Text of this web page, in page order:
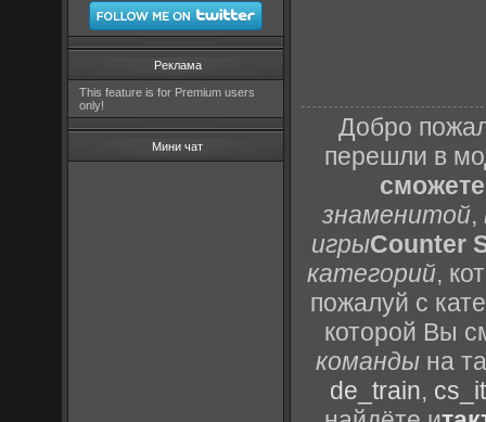
Реклама
This feature is for Premium users
only!
Мини чат
Добро
перешли в
знаменитой,
игрыCounter
категорий,
пожалуй с
которой Вы
команды на
de_train,